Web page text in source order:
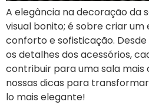
A elegância na decoração da
visual bonito; é sobre criar
conforto e sofisticação.
os detalhes dos acessórios,
contribuir para uma sala mais
nossas dicas para
lo mais elegante!